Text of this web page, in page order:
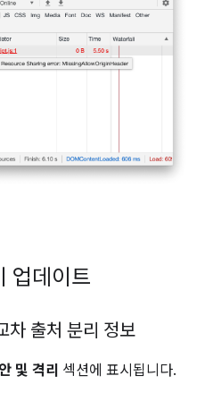
업데이트
차 출처 분리 정보
및 격리 섹션에 표시됩니다.